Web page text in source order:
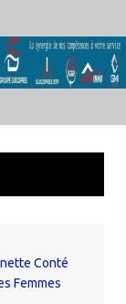
Conté
Femmes